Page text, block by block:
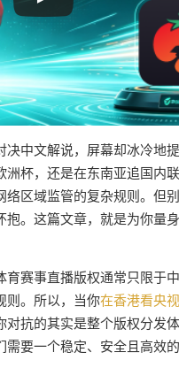
中文解说，屏幕却冰冷地
杯，还是在东南亚追国内
区域监管的复杂规则。但
。这篇文章，就是为你量
赛事直播版权通常只限于
则。所以，当你在香港看央
抗的其实是整个版权分发
要一个稳定、安全且高效的